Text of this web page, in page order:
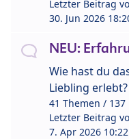
Letzter Beitrag
30. Jun 2026
NEU:
Wie hast du
Liebling erlebt?
41 Themen /
Letzter Beitrag
7. Apr 2026 10:22